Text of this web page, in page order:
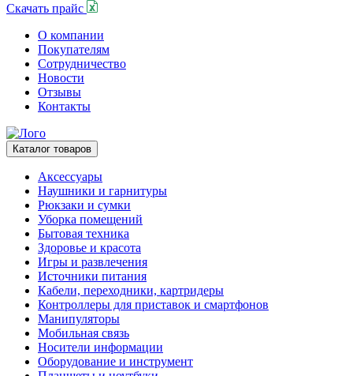
Скачать прайс
О компании
Покупателям
Сотрудничество
Новости
Отзывы
Контакты
Каталог товаров
Аксессуары
Наушники и гарнитуры
Рюкзаки и сумки
Уборка помещений
Бытовая техника
Здоровье и красота
Игры и развлечения
Источники питания
Кабели, переходники, картридеры
Контроллеры для приставок и смартфонов
Манипуляторы
Мобильная связь
Носители информации
Оборудование и инструмент